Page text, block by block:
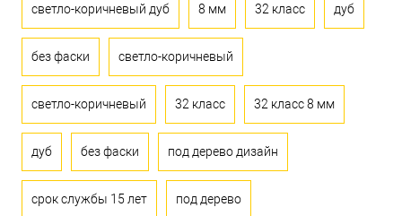
светло-коричневый дуб 8 мм 32 класс дуб
без фаски светло-коричневый
светло-коричневый 32 класс 32 класс 8 мм
дуб без фаски под дерево дизайн
срок службы 15 лет под дерево